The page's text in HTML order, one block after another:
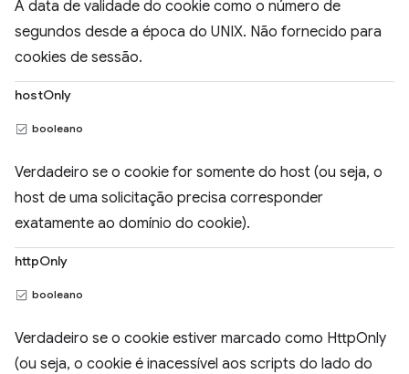
A data de validade do cookie como o número de
segundos desde a época do UNIX. Não fornecido para
cookies de sessão.
hostOnly
booleano
Verdadeiro se o cookie for somente do host (ou seja, o
host de uma solicitação precisa corresponder
exatamente ao domínio do cookie).
httpOnly
booleano
Verdadeiro se o cookie estiver marcado como HttpOnly
(ou seja, o cookie é inacessível aos scripts do lado do